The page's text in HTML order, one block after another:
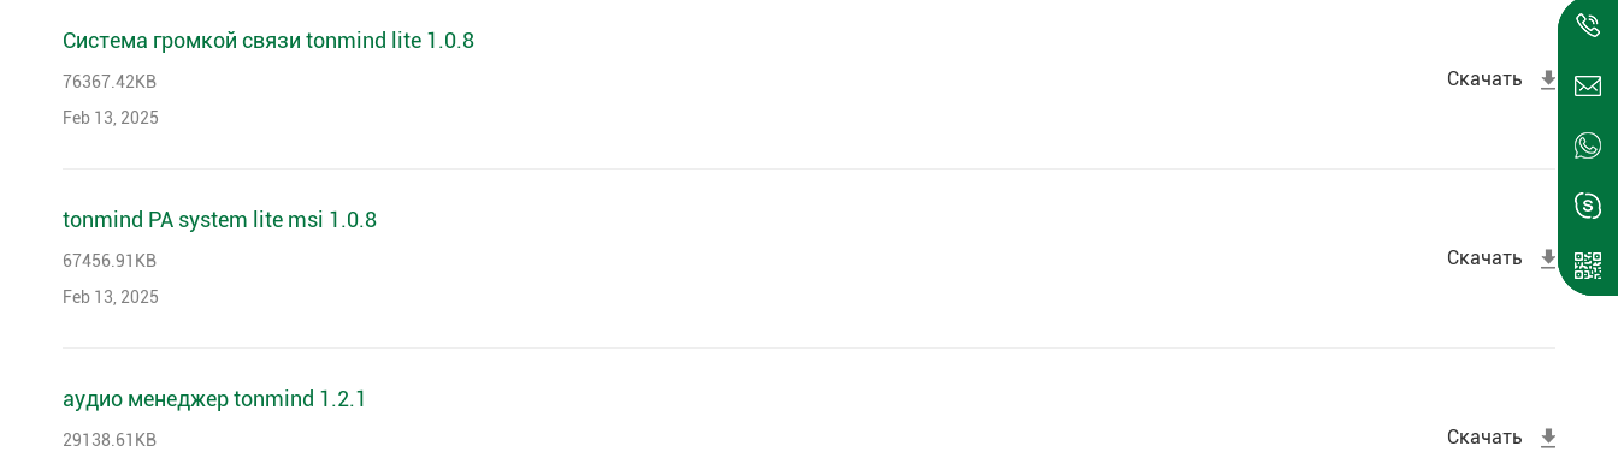
Система громкой связи tonmind lite 1.0.8
76367.42KB
Feb 13, 2025
Скачать
tonmind PA system lite msi 1.0.8
67456.91KB
Feb 13, 2025
Скачать
аудио менеджер tonmind 1.2.1
29138.61KB
Скачать